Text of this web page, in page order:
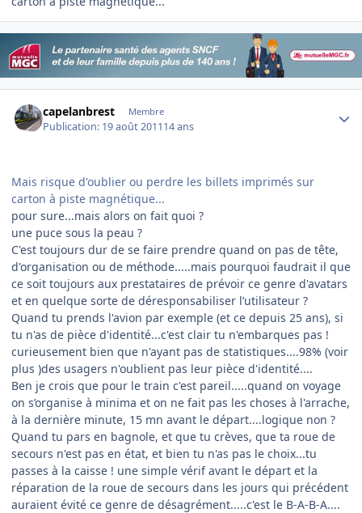
capelanbrest Membre
Publication: 19 août 201114 ans
Mais risque d'oublier ou perdre les billets imprimés sur
carton à piste magnétique...
pour sure...mais alors on fait quoi ?
une puce sous la peau ?
C'est toujours dur de se faire prendre quand on pas de tête,
d'organisation ou de méthode.....mais pourquoi faudrait il que
ce soit toujours aux prestataires de prévoir ce genre d'avatars
et en quelque sorte de déresponsabiliser l’utilisateur ?
Quand tu prends l'avion par exemple (et ce depuis 25 ans), si
tu n'as de pièce d'identité...c'est clair tu n'embarques pas !
curieusement bien que n'ayant pas de statistiques....98% (voir
plus )des usagers n'oublient pas leur pièce d'identité....
Ben je crois que pour le train c'est pareil.....quand on voyage
on s’organise à minima et on ne fait pas les choses à l'arrache,
à la dernière minute, 15 mn avant le départ....logique non ?
Quand tu pars en bagnole, et que tu crèves, que ta roue de
secours n'est pas en état, et bien tu n'as pas le choix...tu
passes à la caisse ! une simple vérif avant le départ et la
réparation de la roue de secours dans les jours qui précédent
auraient évité ce genre de désagrément.....c'est le B-A-B-A....